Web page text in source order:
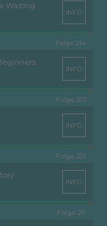
Waiting
INFO
Folge 214
INFO
Folge 213
INFO
Folge 212
INFO
Folge 211